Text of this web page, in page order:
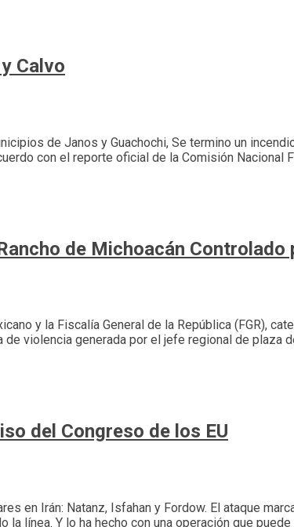
Calvo
de Janos y Guachochi, Se termino un
con el reporte oficial de la Comisión Nacional
de Michoacán Controlado
y la Fiscalía General de la República (FGR),
violencia generada por el jefe regional de plaza
del Congreso de los EU
en Irán: Natanz, Isfahan y Fordow. El ataque
la línea. Y lo ha hecho con una operación que